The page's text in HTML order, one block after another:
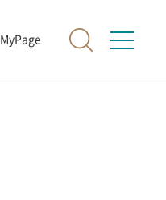
MyPage